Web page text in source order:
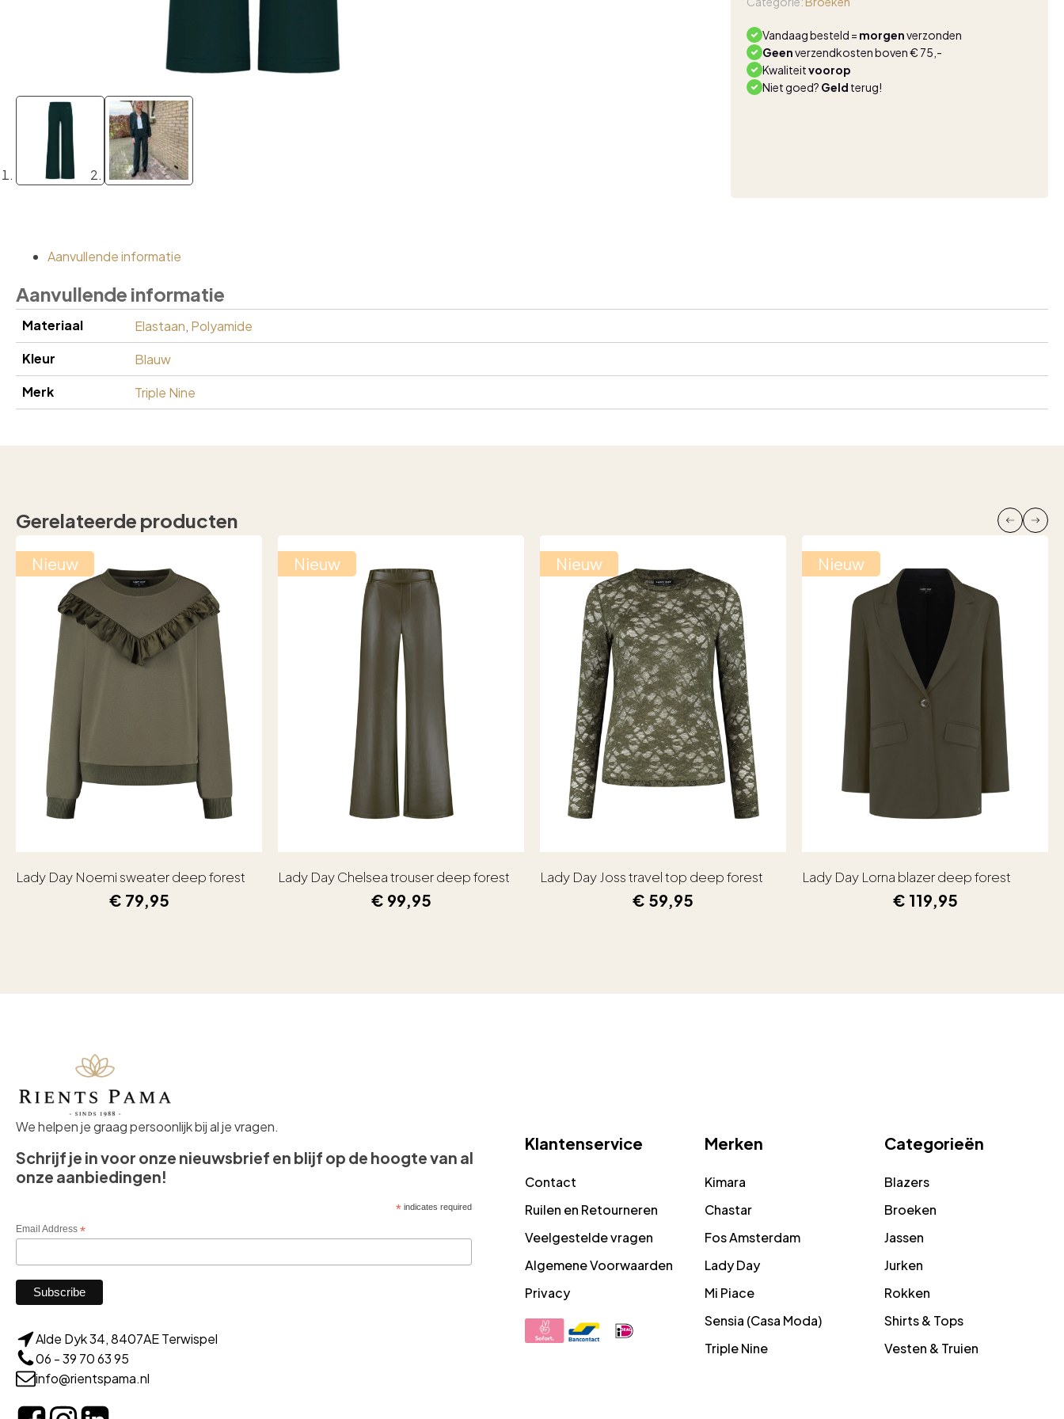
Vandaag besteld = morgenverzonden
Geenverzendkosten boven € 75,-
Kwaliteitvoorop
Niet goed? Geld terug!
Aanvullende informatie
Aanvullende informatie
Materiaal Elastaan, Polyamide
Kleur
Blauw
Merk
Triple Nine
Gerelateerde producten
Nieuw
Lady Day Noemi sweater deep forest
€ 79,95
Nieuw
Lady Day Chelsea trouser deep forest
€ 99,95
Nieuw
Lady Day Joss travel top deep forest
€ 59,95
Nieuw
Lady Day Lorna blazer deep forest
€ 119,95
We helpen je graag persoonlijk bij al je vragen.
Schrijf je in voor onze nieuwsbrief en blijf op de hoogte van al
onze aanbiedingen!
* indicates required
Email Address *
Alde Dyk 34, 8407AE Terwispel
06 - 39 70 63 95
info@rientspama.nl
Klantenservice
Contact
Ruilen en Retourneren
Veelgestelde vragen
Algemene Voorwaarden
Privacy
Merken
Kimara
Chastar
Fos Amsterdam
Lady Day
Mi Piace
Sensia (Casa Moda)
Triple Nine
Categorieën
Blazers
Broeken
Jassen
Jurken
Rokken
Shirts & Tops
Vesten & Truien